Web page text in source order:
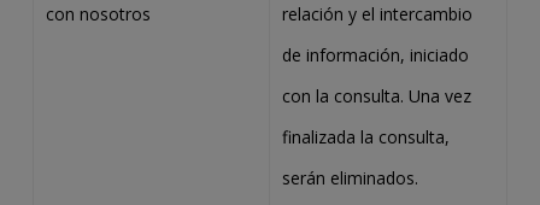
con nosotros
relación y el intercambio
de información, iniciado
con la consulta. Una vez
finalizada la consulta,
serán eliminados.